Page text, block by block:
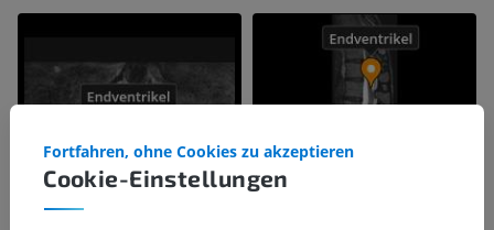
Cookie-Einstellungen
Fortfahren, ohne Cookies zu akzeptieren